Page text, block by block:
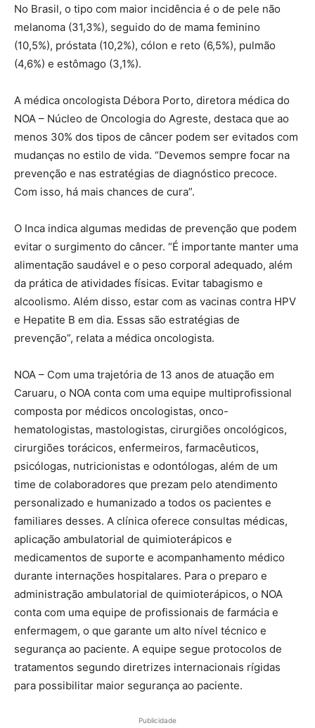
No Brasil, o tipo com maior incidência é o de pele não
melanoma (31,3%), seguido do de mama feminino
(10,5%), próstata (10,2%), cólon e reto (6,5%), pulmão
(4,6%) e estômago (3,1%).
A médica oncologista Débora Porto, diretora médica do
NOA – Núcleo de Oncologia do Agreste, destaca que ao
menos 30% dos tipos de câncer podem ser evitados com
mudanças no estilo de vida. “Devemos sempre focar na
prevenção e nas estratégias de diagnóstico precoce.
Com isso, há mais chances de cura”.
O Inca indica algumas medidas de prevenção que podem
evitar o surgimento do câncer. “É importante manter uma
alimentação saudável e o peso corporal adequado, além
da prática de atividades físicas. Evitar tabagismo e
alcoolismo. Além disso, estar com as vacinas contra HPV
e Hepatite B em dia. Essas são estratégias de
prevenção”, relata a médica oncologista.
NOA – Com uma trajetória de 13 anos de atuação em
Caruaru, o NOA conta com uma equipe multiprofissional
composta por médicos oncologistas, onco-
hematologistas, mastologistas, cirurgiões oncológicos,
cirurgiões torácicos, enfermeiros, farmacêuticos,
psicólogas, nutricionistas e odontólogas, além de um
time de colaboradores que prezam pelo atendimento
personalizado e humanizado a todos os pacientes e
familiares desses. A clínica oferece consultas médicas,
aplicação ambulatorial de quimioterápicos e
medicamentos de suporte e acompanhamento médico
durante internações hospitalares. Para o preparo e
administração ambulatorial de quimioterápicos, o NOA
conta com uma equipe de profissionais de farmácia e
enfermagem, o que garante um alto nível técnico e
segurança ao paciente. A equipe segue protocolos de
tratamentos segundo diretrizes internacionais rígidas
para possibilitar maior segurança ao paciente.
Publicidade